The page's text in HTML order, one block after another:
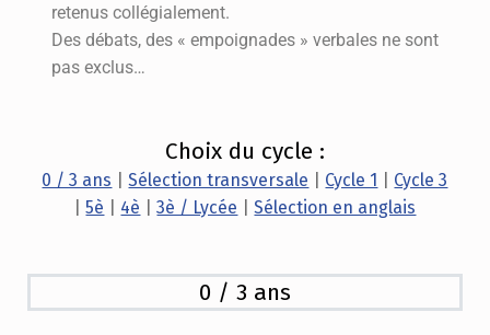
retenus collégialement.
Des débats, des « empoignades » verbales ne sont
pas exclus…
Choix du cycle :
0 / 3 ans |Sélection transversale Cycle 1
Cycle 3
|5è 4è |3è / Lycée |Sélection en anglais
0 / 3 ans